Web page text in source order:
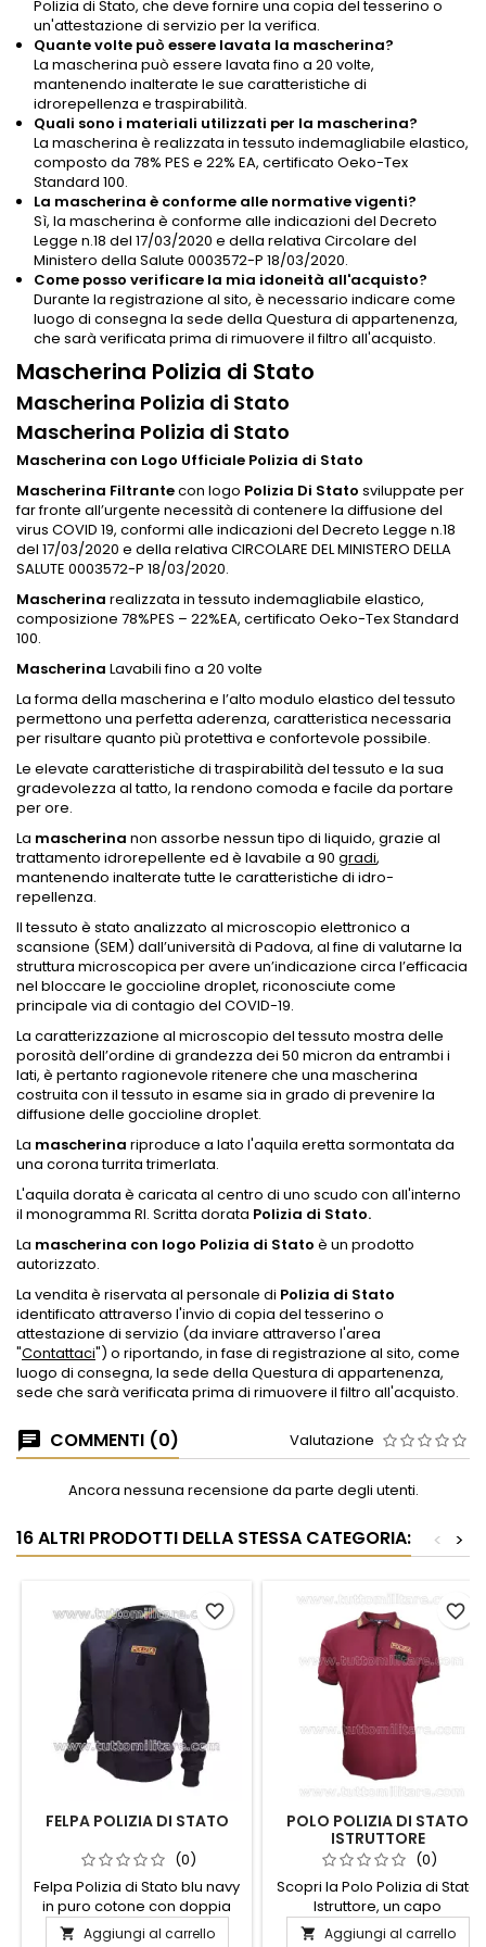
Polizia di Stato, che deve fornire una copia del tesserino o
un'attestazione di servizio per la verifica.
Quante volte può essere lavata la mascherina?
La mascherina può essere lavata fino a 20 volte,
mantenendo inalterate le sue caratteristiche di
idrorepellenza e traspirabilità.
Quali sono i materiali utilizzati per la mascherina?
La mascherina è realizzata in tessuto indemagliabile elastico,
composto da 78% PES e 22% EA, certificato Oeko-Tex
Standard 100.
La mascherina è conforme alle normative vigenti?
Sì, la mascherina è conforme alle indicazioni del Decreto
Legge n.18 del 17/03/2020 e della relativa Circolare del
Ministero della Salute 0003572-P 18/03/2020.
Come posso verificare la mia idoneità all'acquisto?
Durante la registrazione al sito, è necessario indicare come
luogo di consegna la sede della Questura di appartenenza,
che sarà verificata prima di rimuovere il filtro all'acquisto.
Mascherina Polizia di Stato
Mascherina Polizia di Stato
Mascherina Polizia di Stato
Mascherina con Logo Ufficiale Polizia di Stato
Mascherina Filtrantecon logo Polizia Di Stato sviluppate per
far fronte all’urgente necessità di contenere la diffusione del
virus COVID 19, conformi alle indicazioni del Decreto Legge n.18
del 17/03/2020 e della relativa CIRCOLARE DEL MINISTERO DELLA
SALUTE 0003572-P 18/03/2020.
Mascherina realizzata in tessuto indemagliabile elastico,
composizione 78%PES – 22%EA, certificato Oeko-Tex Standard
100.
Mascherina Lavabili fino a 20 volte
La forma della mascherina e l’alto modulo elastico del tessuto
permettono una perfetta aderenza, caratteristica necessaria
per risultare quanto più protettiva e confortevole possibile.
Le elevate caratteristiche di traspirabilità del tessuto e la sua
gradevolezza al tatto, la rendono comoda e facile da portare
per ore.
La mascherina non assorbe nessun tipo di liquido, grazie al
trattamento idrorepellente ed è lavabile a 90 gradi,
mantenendo inalterate tutte le caratteristiche di idro-
repellenza.
Il tessuto è stato analizzato al microscopio elettronico a
scansione (SEM) dall’università di Padova, al fine di valutarne la
struttura microscopica per avere un’indicazione circa l’efficacia
nel bloccare le goccioline droplet, riconosciute come
principale via di contagio del COVID-19.
La caratterizzazione al microscopio del tessuto mostra delle
porosità dell’ordine di grandezza dei 50 micron da entrambi i
lati, è pertanto ragionevole ritenere che una mascherina
costruita con il tessuto in esame sia in grado di prevenire la
diffusione delle goccioline droplet.
La mascherina riproduce a lato l'aquila eretta sormontata da
una corona turrita trimerlata.
L'aquila dorata è caricata al centro di uno scudo con all'interno
il monogramma RI. Scritta dorata Polizia di Stato.
La mascherina con logo Polizia di Stato è un prodotto
autorizzato.
La vendita è riservata al personale di Polizia di Stato
identificato attraverso l'invio di copia del tesserino o
attestazione di servizio (da inviare attraverso l'area
"Contattaci") o riportando, in fase di registrazione al sito, come
luogo di consegna, la sede della Questura di appartenenza,
sede che sarà verificata prima di rimuovere il filtro all'acquisto.
COMMENTI (0) Valutazione
Ancora nessuna recensione da parte degli utenti.
16 ALTRI PRODOTTI DELLA STESSA CATEGORIA: >
<
FELPA POLIZIA DI STATO
(0)
Felpa Polizia di Stato blu navy
in puro cotone con doppia
tasca frontale con zip, porta
 Aggiungi al carrello
favorite_border
POLO POLIZIA DI STATO
ISTRUTTORE
(0)
Scopri la Polo Polizia di Stato
Istruttore, un capo
d'abbigliamento che unisce
 Aggiungi al carrello
favorite_border